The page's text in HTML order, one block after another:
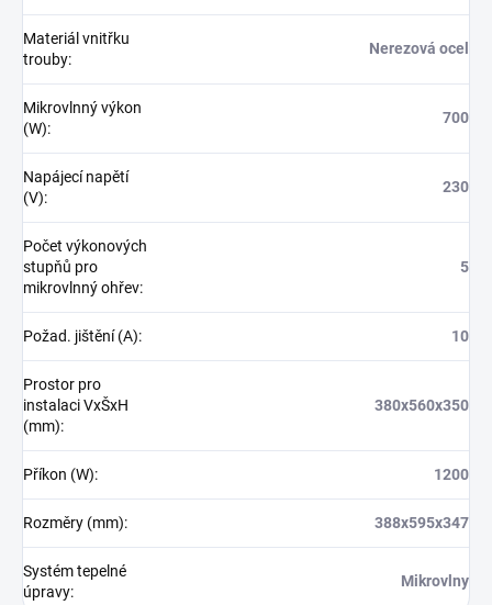
Materiál vnitřku
trouby:
Nerezová ocel
Mikrovlnný výkon
(W):
700
Napájecí napětí
(V):
230
Počet výkonových
stupňů pro
mikrovlnný ohřev:
5
Požad. jištění (A): 10
Prostor pro
instalaci VxŠxH
(mm):
380x560x350
Příkon (W): 1200
Rozměry (mm): 388x595x347
Systém tepelné
úpravy:
Mikrovlny